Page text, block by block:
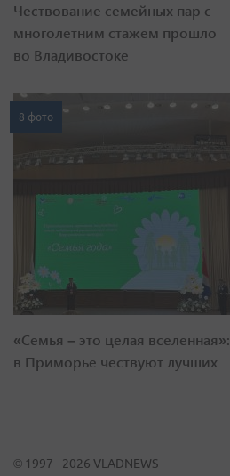
Чествование семейных пар с
многолетним стажем прошло
во Владивостоке
8 фото
«Семья – это целая вселенная»:
в Приморье чествуют лучших
© 1997 - 2026 VLADNEWS